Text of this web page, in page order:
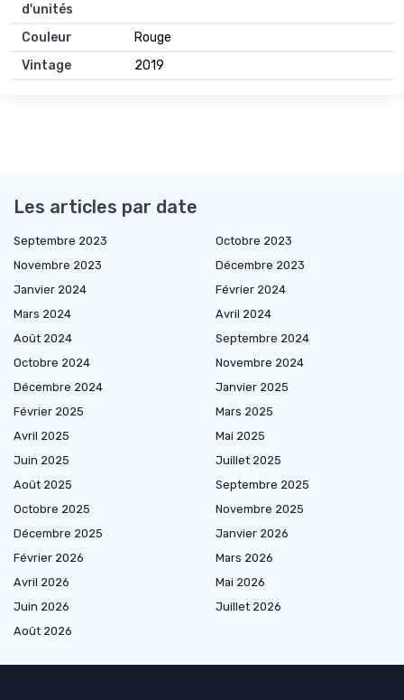
d'unités
Couleur
Rouge
Vintage
2019
Les articles par date
Septembre 2023
Octobre 2023
Novembre 2023
Décembre 2023
Janvier 2024
Février 2024
Mars 2024
Avril 2024
Août 2024
Septembre 2024
Octobre 2024
Novembre 2024
Décembre 2024
Janvier 2025
Février 2025
Mars 2025
Avril 2025
Mai 2025
Juin 2025
Juillet 2025
Août 2025
Septembre 2025
Octobre 2025
Novembre 2025
Décembre 2025
Janvier 2026
Février 2026
Mars 2026
Avril 2026
Mai 2026
Juin 2026
Juillet 2026
Août 2026